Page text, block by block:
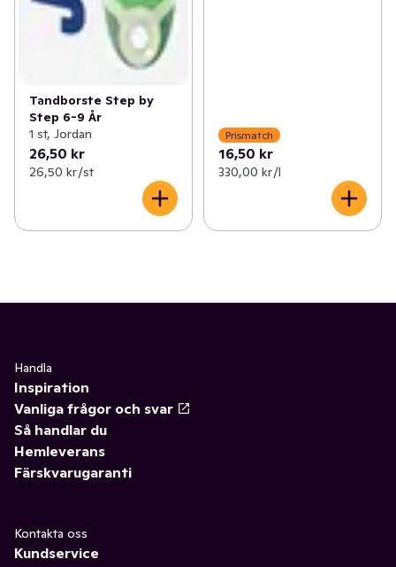
Tandborste Step by
Step 6-9 År
1 st, Jordan
26,50 kr
26,50 kr /st
Prismatch
16,50 kr
330,00 kr /l
Handla
Inspiration
Vanliga frågor och svar
Så handlar du
Hemleverans
Färskvarugaranti
Kontakta oss
Kundservice